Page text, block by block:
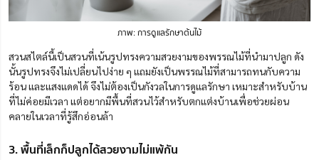
ภาพ: การดูแลรักษาต้นไม้
สวนสไตล์นี้เป็นสวนที่เน้นรูปทรงความสวยงามของพรรณไม้ที่นำมาปลูก ดัง
นั้นรูปทรงจึงไม่เปลี่ยนไปง่าย ๆ แถมยังเป็นพรรณไม้ที่สามารถทนกับความ
ร้อน และแสงแดดได้ จึงไม่ต้องเป็นกังวลในการดูแลรักษา เหมาะสำหรับบ้าน
ที่ไม่ค่อยมีเวลา แต่อยากมีพื้นที่สวนไว้สำหรับตกแต่งบ้านเพื่อช่วยผ่อน
คลายในเวลาที่รู้สึกอ่อนล้า
3. พื้นที่เล็กก็ปลูกได้สวยงามไม่แพ้กัน